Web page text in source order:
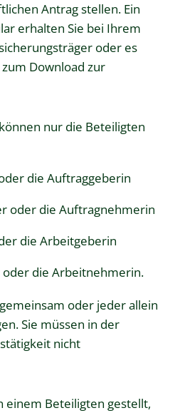
Antrag stellen. Ein
erhalten Sie bei Ihrem
oder es
Download zur
nur die Beteiligten
die Auftraggeberin
oder die Auftragnehmerin
die Arbeitgeberin
die Arbeitnehmerin.
oder jeder allein
Sie müssen in der
nicht
einem Beteiligten gestellt,